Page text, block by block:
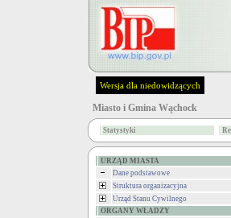
Wersja dla niedowidzących
Miasto i Gmina Wąchock
Statystyki
URZĄD MIASTA
Dane podstawowe
Struktura organizacyjna
Urząd Stanu Cywilnego
ORGANY WŁADZY